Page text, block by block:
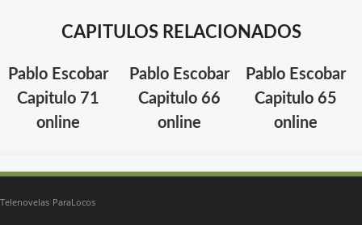
CAPITULOS RELACIONADOS
Pablo Escobar
Capitulo 71
online
Pablo Escobar
Capitulo 66
online
Pablo Escobar
Capitulo 65
online
Telenovelas ParaLocos